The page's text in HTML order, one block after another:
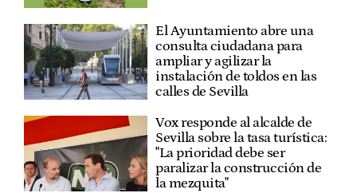
El Ayuntamiento abre una
consulta ciudadana para
ampliar y agilizar la
instalación de toldos en las
calles de Sevilla
Vox responde al alcalde de
Sevilla sobre la tasa turística:
"La prioridad debe ser
paralizar la construcción de
la mezquita"